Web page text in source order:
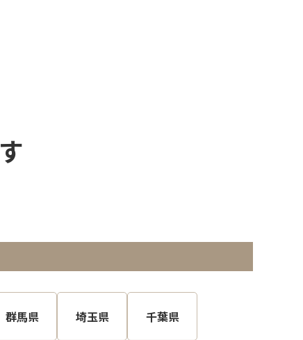
群馬県 埼玉県 千葉県